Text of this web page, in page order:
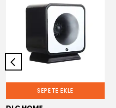
SEPETE EKLE